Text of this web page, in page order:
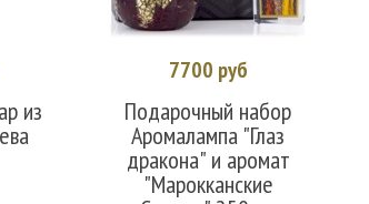
из
Распродано
7700 руб
Подарочный набор
Аромалампа "Глаз
дракона" и аромат
"Марокканские